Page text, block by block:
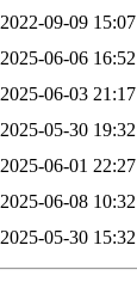
2022-09-09 15:07
2025-06-06 16:52
2025-06-03 21:17
2025-05-30 19:32
2025-06-01 22:27
2025-06-08 10:32
2025-05-30 15:32